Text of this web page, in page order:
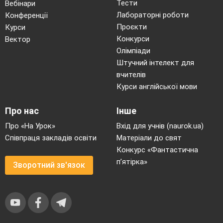
Щира втіхо – рідна мово,
Краю отчого окраса,--
Є в тобі вогонь Тараса,
Щира втіхо – рідна мово.
Краю батьківського пісне,
Ти мов ружа полум’яна,
Краю батьківського пісне,
Рідна мова материнська,
Ти душа мого народу.
Будь від роду і до роду
Учень 4Ти постаєш в ясній обнові,
Як пісня, линеш, рідне слово.
Вебінари
Конференції
Курси
Вектор
Тести
Лабораторні роботи
Проєкти
Конкурси
Олімпіади
Штучний інтелект для
вчителів
Курси англійської мови
Про нас
Про «На Урок»
Співпраця закладів освіти
Зворотний зв'язок
Інше
Вхід для учнів (naurok.ua)
Матеріали до свят
Конкурс «Фантастична
п’ятірка»